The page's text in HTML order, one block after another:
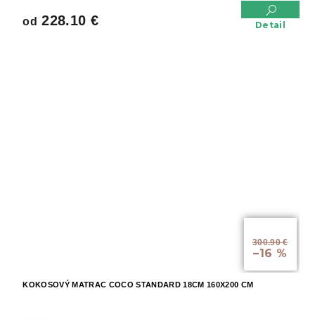
od 228.10 € Detail
300.90 €
–16 %
KOKOSOVÝ MATRAC COCO STANDARD 18CM 160X200 CM